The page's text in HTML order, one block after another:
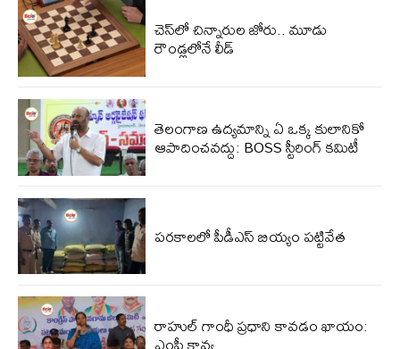
చెస్‌లో చిన్నారుల జోరు.. మూడు
రౌండ్లలోనే లీడ్
తెలంగాణ ఉద్యమాన్ని ఏ ఒక్క కులానికో
ఆపాదించవద్దు: BOSS స్టీరింగ్ కమిటీ
పరకాలలో పీడీఎస్‌ బియ్యం పట్టివేత
రాహుల్ గాంధీ ప్రధాని కావడం ఖాయం: